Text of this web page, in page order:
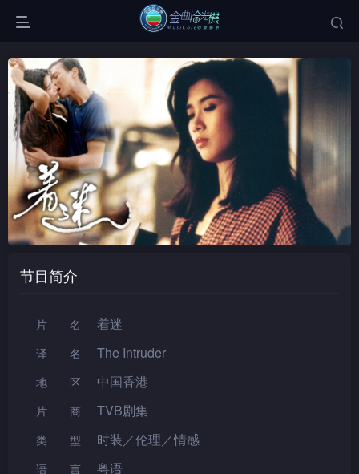
节目简介
片名 着迷
译名 The Intruder
地区 中国香港
片 商 TVB剧集
类型 时装／伦理／情感
语言 粤语